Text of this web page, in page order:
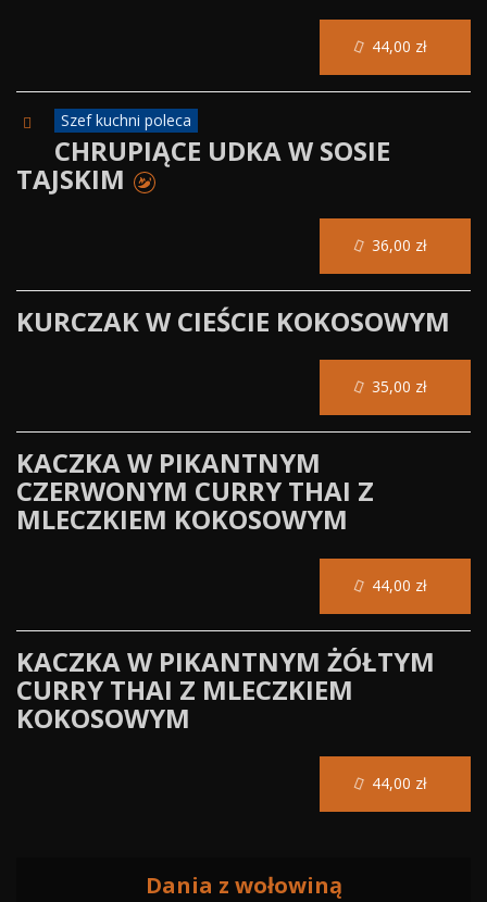
Szef kuchni poleca
CHRUPIĄCE UDKA W SOSIE
TAJSKIM
KURCZAK W CIEŚCIE KOKOSOWYM
KACZKA W PIKANTNYM
CZERWONYM CURRY THAI Z
MLECZKIEM KOKOSOWYM
KACZKA W PIKANTNYM ŻÓŁTYM
CURRY THAI Z MLECZKIEM
KOKOSOWYM
Dania z wołowiną